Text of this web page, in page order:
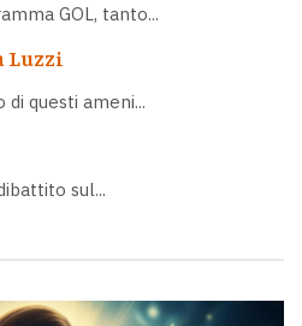
GOL, tanto...
Luzzi
questi ameni...
sul...